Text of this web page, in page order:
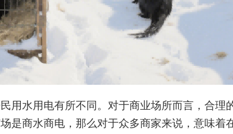
用水用电有所不同。对于商业场所而言，合理
是商水商电，那么对于众多商家来说，意味着